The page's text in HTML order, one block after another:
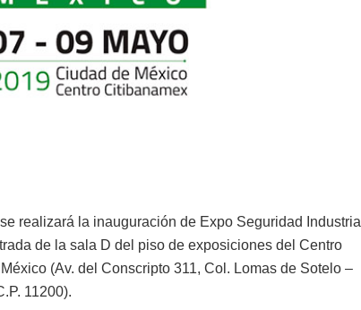
realizará la inauguración de Expo Seguridad Industrial
de la sala D del piso de exposiciones del Centro
(Av. del Conscripto 311, Col. Lomas de Sotelo –
11200).